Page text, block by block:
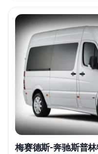
梅赛德斯-奔驰斯普